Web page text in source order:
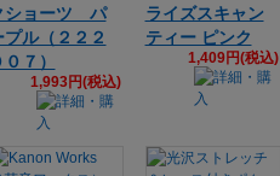
ショーツ パ
プル（２２２
７）
1,993円(税込)
ライズスキャン
ティー ピンク
1,409円(税込)